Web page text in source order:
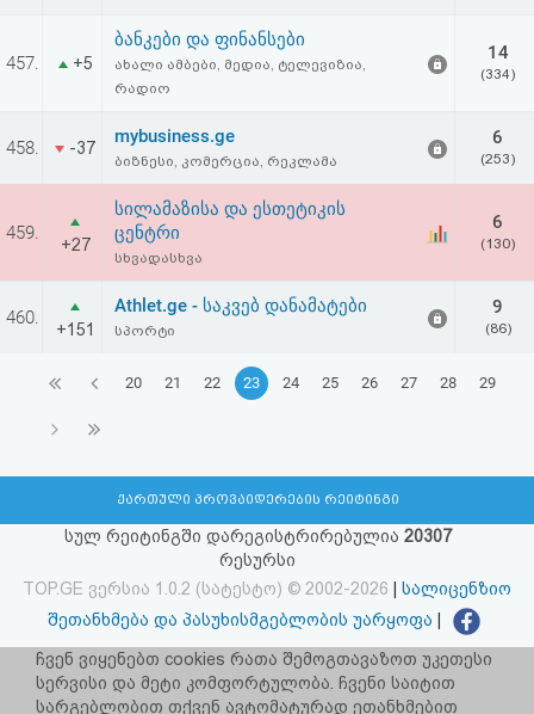
457. +5
ბანკები და ფინანსები
ახალი ამბები, მედია, ტელევიზია,
რადიო
14
(334)
458. -37
mybusiness.ge
ბიზნესი, კომერცია, რეკლამა
6
(253)
459.
+27
სილამაზისა და ესთეტიკის
ცენტრი
სხვადასხვა
6
(130)
460.
+151
Athlet.ge - საკვებ დანამატები
სპორტი
9
(86)
20 21 22 23 24 25 26 27 28 29
ქართული პროვაიდერების რეიტინგი
სულ რეიტინგში დარეგისტრირებულია 20307
რესურსი
TOP.GE ვერსია 1.0.2 (სატესტო) © 2002-2026
სალიცენზიო
შეთანხმება და პასუხისმგებლობის უარყოფა
facebook.com/TOP.GE
იხილეთ TOP.GE - ის ძველი ვერსია ბმულზე
ჩვენ ვიყენებთ cookies რათა შემოგთავაზოთ უკეთესი
სერვისი და მეტი კომფორტულობა. ჩვენი საიტით
სარგებლობით თქვენ ავტომატურად ეთანხმებით